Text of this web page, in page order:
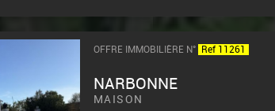
OFFRE IMMOBILIÈRE N° Ref 11261
NARBONNE
MAISON